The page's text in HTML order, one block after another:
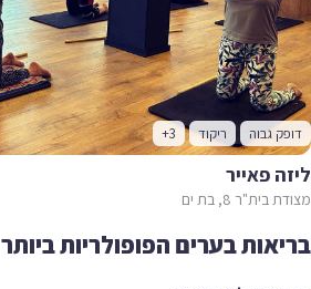
דופק גבוה ריקוד +3
ליזה פאייר
מצודת בית"ר 8, בת ים
בריאות בערים הפופולריות ביותר